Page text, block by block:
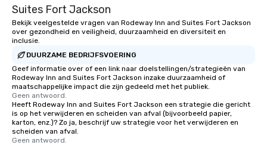
Suites Fort Jackson
Bekijk veelgestelde vragen van Rodeway Inn and Suites Fort Jackson
over gezondheid en veiligheid, duurzaamheid en diversiteit en
inclusie.
DUURZAME BEDRIJFSVOERING
Geef informatie over of een link naar doelstellingen/strategieën van
Rodeway Inn and Suites Fort Jackson inzake duurzaamheid of
maatschappelijke impact die zijn gedeeld met het publiek.
Geen antwoord.
Heeft Rodeway Inn and Suites Fort Jackson een strategie die gericht
is op het verwijderen en scheiden van afval (bijvoorbeeld papier,
karton, enz.)? Zo ja, beschrijf uw strategie voor het verwijderen en
scheiden van afval.
Geen antwoord.